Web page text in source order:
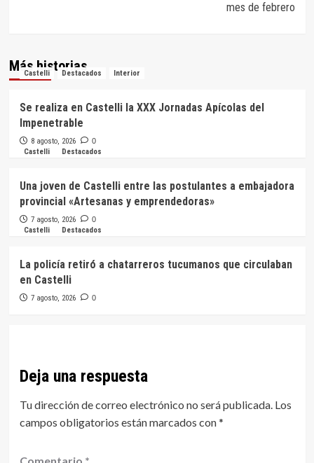
mes de febrero
Más historias
Castelli Destacados Interior
Se realiza en Castelli la XXX Jornadas Apícolas del
Impenetrable
8 agosto, 2026 0
Castelli Destacados
Una joven de Castelli entre las postulantes a embajadora
provincial «Artesanas y emprendedoras»
7 agosto, 2026 0
Castelli Destacados
La policía retiró a chatarreros tucumanos que circulaban
en Castelli
7 agosto, 2026 0
Deja una respuesta
Tu dirección de correo electrónico no será publicada. Los
campos obligatorios están marcados con*